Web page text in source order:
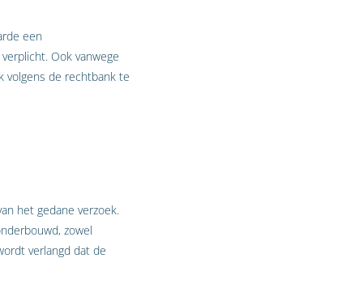
een
Ook vanwege
volgens de rechtbank te
het gedane verzoek.
zowel
verlangd dat de